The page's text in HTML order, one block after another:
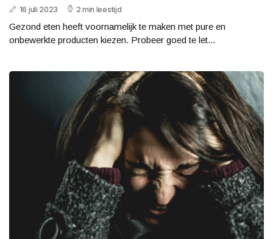
16 juli 2023 2 min leestijd
Gezond eten heeft voornamelijk te maken met pure en
onbewerkte producten kiezen. Probeer goed te let...